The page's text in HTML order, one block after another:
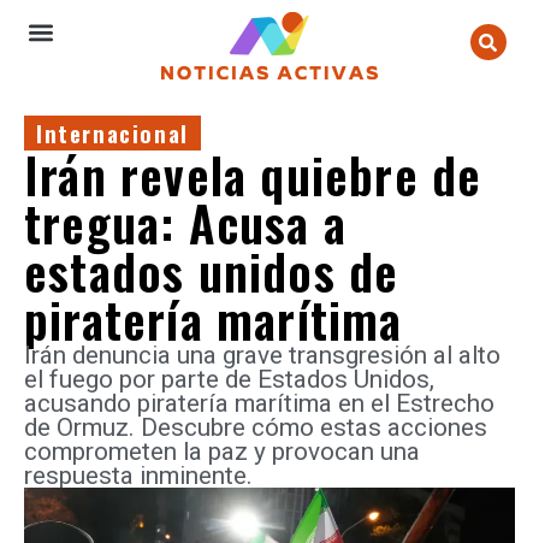
Internacional
Irán revela quiebre de
tregua: Acusa a
estados unidos de
piratería marítima
Irán denuncia una grave transgresión al alto
el fuego por parte de Estados Unidos,
acusando piratería marítima en el Estrecho
de Ormuz. Descubre cómo estas acciones
comprometen la paz y provocan una
respuesta inminente.